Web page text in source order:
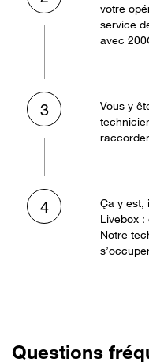
votre
service
avec
3
Vous y
4
Ça y est,
Livebox :
Notre
Questions